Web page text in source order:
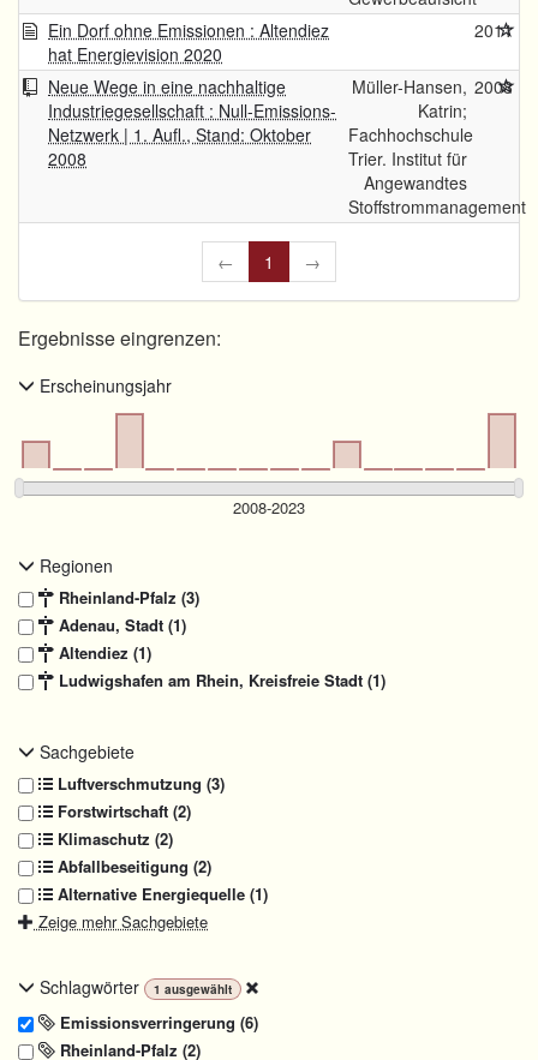
Ein Dorf ohne Emissionen : Altendiez
hat Energievision 2020
2011
Neue Wege in eine nachhaltige
Industriegesellschaft : Null-Emissions-
Netzwerk | 1. Aufl., Stand: Oktober
2008
Müller-Hansen,
Katrin;
Fachhochschule
Trier. Institut für
Angewandtes
Stoffstrommanagement
2008
← 1 →
Ergebnisse eingrenzen:
Erscheinungsjahr
Regionen
Rheinland-Pfalz (3)
Adenau, Stadt (1)
Altendiez (1)
Ludwigshafen am Rhein, Kreisfreie Stadt (1)
Sachgebiete
Luftverschmutzung (3)
Forstwirtschaft (2)
Klimaschutz (2)
Abfallbeseitigung (2)
Alternative Energiequelle (1)
Zeige mehr Sachgebiete
Schlagwörter 1 ausgewählt
Emissionsverringerung (6)
Rheinland-Pfalz (2)